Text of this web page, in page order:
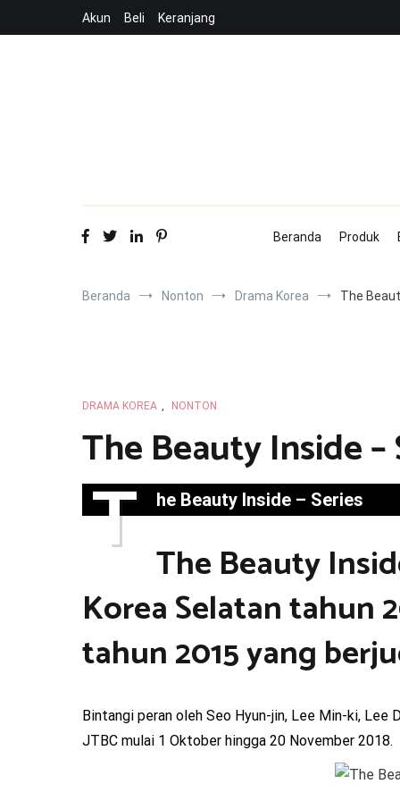
Akun Beli Keranjang
Beranda Produk
Beranda Nonton Drama Korea The
DRAMA KOREA , NONTON
The Beauty Inside –
T he Beauty Inside – Series
The Beauty
Korea Selatan tahun
tahun 2015 yang
Bintangi peran oleh Seo Hyun-jin, Lee Min-ki, Lee
JTBC mulai 1 Oktober hingga 20 November 2018.